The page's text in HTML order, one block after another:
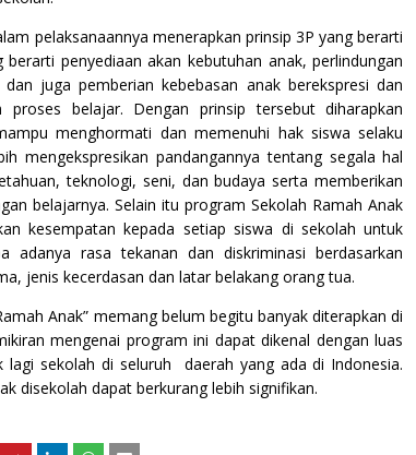
pelaksanaannya menerapkan prinsip 3P yang berarti
penyediaan akan kebutuhan anak, perlindungan
juga pemberian kebebasan anak berekspresi dan
proses belajar. Dengan prinsip tersebut diharapkan
menghormati dan memenuhi hak siswa selaku
mengekspresikan pandangannya tentang segala hal
teknologi, seni, dan budaya serta memberikan
belajarnya. Selain itu program Sekolah Ramah Anak
kesempatan kepada setiap siswa di sekolah untuk
adanya rasa tekanan dan diskriminasi berdasarkan
jenis kecerdasan dan latar belakang orang tua.
Anak” memang belum begitu banyak diterapkan di
mengenai program ini dapat dikenal dengan luas
lagi sekolah di seluruh daerah yang ada di Indonesia.
disekolah dapat berkurang lebih signifikan.